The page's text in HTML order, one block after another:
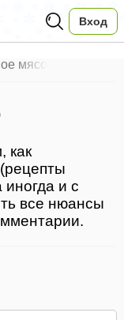
Вход
мясо
как
и с
все нюансы